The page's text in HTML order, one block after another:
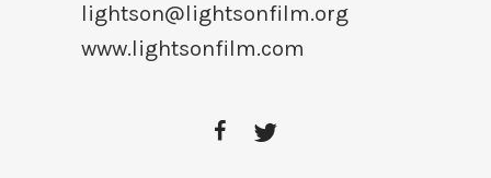
lightson@lightsonfilm.org
www.lightsonfilm.com